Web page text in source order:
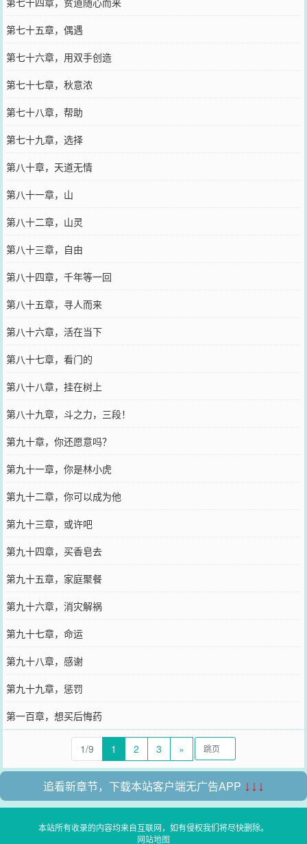
第七十五章，偶遇
第七十六章，用双手创造
第七十七章，秋意浓
第七十八章，帮助
第七十九章，选择
第八十章，天道无情
第八十一章，山
第八十二章，山灵
第八十三章，自由
第八十四章，千年等一回
第八十五章，寻人而来
第八十六章，活在当下
第八十七章，看门的
第八十八章，挂在树上
第八十九章，斗之力，三段！
第九十章，你还愿意吗？
第九十一章，你是林小虎
第九十二章，你可以成为他
第九十三章，或许吧
第九十四章，买香皂去
第九十五章，家庭聚餐
第九十六章，消灾解祸
第九十七章，命运
第九十八章，感谢
第九十九章，惩罚
第一百章，想买后悔药
1/9 1 2 3 »
追看新章节，下载本站客户端无广告APP ↓↓↓
本站所有收录的内容均来自互联网，如有侵权我们将尽快删除。
网站地图